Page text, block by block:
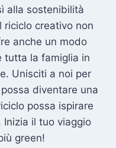
alla sostenibilità
riciclo creativo non
anche un modo
tutta la famiglia in
Unisciti a noi per
diventare una
possa ispirare
il tuo viaggio
green!